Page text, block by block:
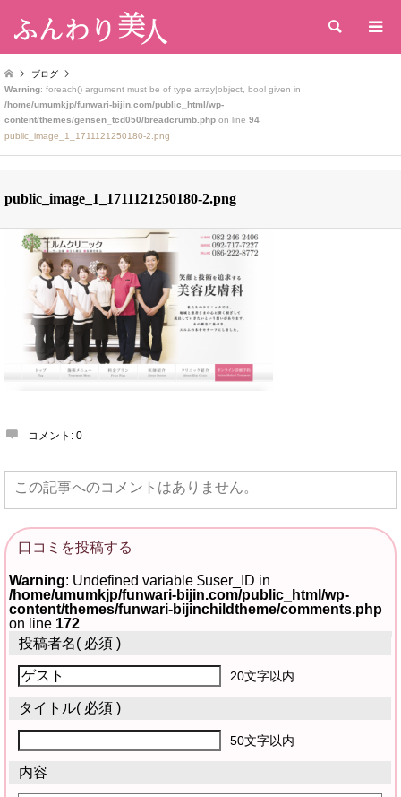
検索
ブログ
Warning: foreach() argument must be of type array|object, bool given in
/home/umumkjp/funwari-bijin.com/public_html/wp-
content/themes/gensen_tcd050/breadcrumb.php on line 94
public_image_1_1711121250180-2.png
public_image_1_1711121250180-2.png
コメント: 0
この記事へのコメントはありません。
口コミを投稿する
Warning : Undefined variable $user_ID in
/home/umumkjp/funwari-bijin.com/public_html/wp-
content/themes/funwari-bijinchildtheme/comments.php
on line 172
投稿者名( 必須 )
20文字以内
タイトル( 必須 )
50文字以内
内容